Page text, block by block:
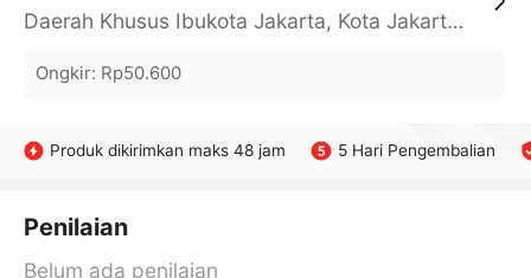
Daerah Khusus Ibukota Jakarta, Kota Jakarta Barat, Cengkareng, yy
Ongkir: Rp50.600
Produk dikirimkan maks 48 jam 5 Hari Pengembalian
Penilaian
Belum ada penilaian